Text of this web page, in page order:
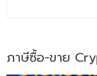
ภาษีซื้อ-ขาย